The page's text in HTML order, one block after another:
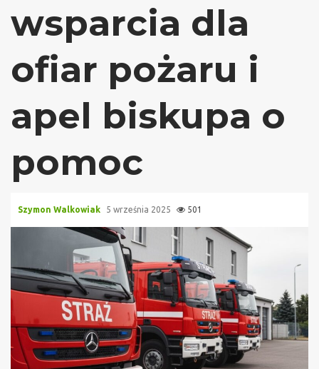
wsparcia dla
ofiar pożaru i
apel biskupa o
pomoc
Szymon Walkowiak 5 września 2025 501